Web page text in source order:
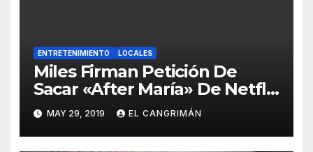
ENTRETENIMIENTO LOCALES
Miles Firman Petición De
Sacar «After María» De Netflix
Porque El Documental No
Trata Sobre Lo Que Ellos
Quieren Que Trate
MAY 29, 2019 EL CANGRIMÁN